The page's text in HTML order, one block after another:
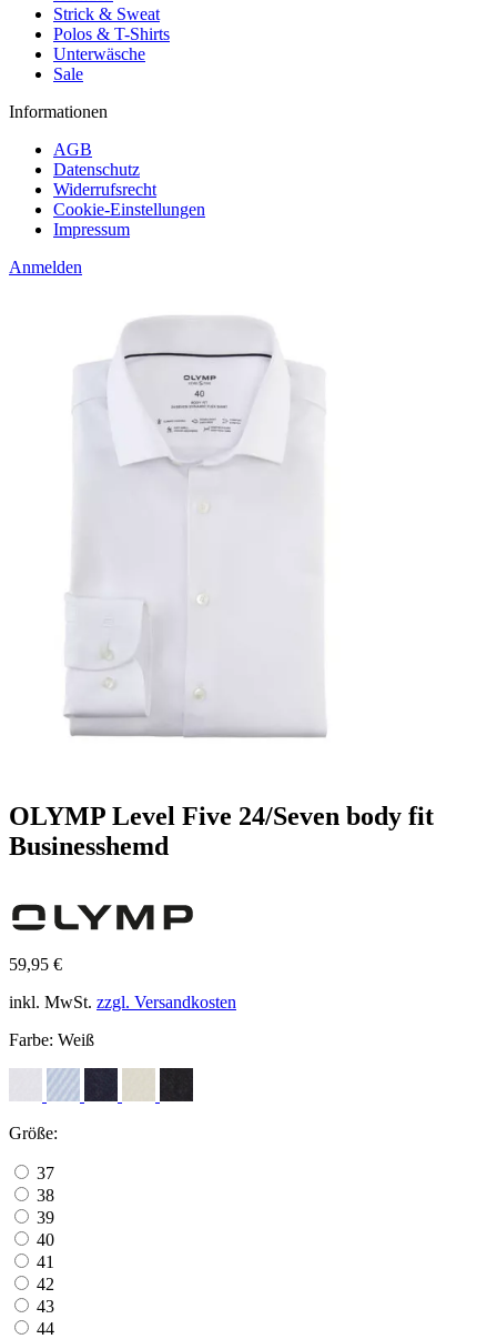
Strick & Sweat
Polos & T-Shirts
Unterwäsche
Sale
Informationen
AGB
Datenschutz
Widerrufsrecht
Cookie-Einstellungen
Impressum
Anmelden
OLYMP Level Five 24/Seven body fit
Businesshemd
59,95 €
inkl. MwSt. zzgl. Versandkosten
Farbe: Weiß
Größe:
37
38
39
40
41
42
43
44